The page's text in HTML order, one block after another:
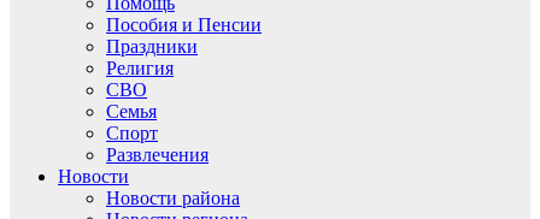
Пособия и Пенсии
Праздники
Религия
СВО
Семья
Спорт
Развлечения
Новости
Новости района